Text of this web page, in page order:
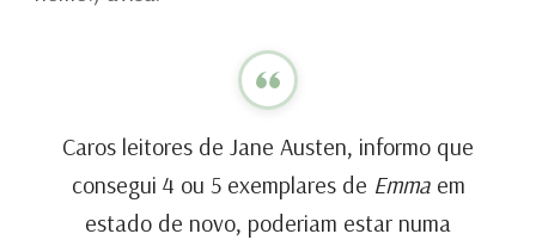
Caros leitores de Jane Austen, informo que
consegui 4 ou 5 exemplares de Emmaem
estado de novo, poderiam estar numa